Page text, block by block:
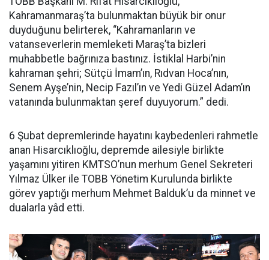
Kahramanmaraş’ta bulunmaktan büyük bir onur
duyduğunu belirterek, “Kahramanların ve
vatanseverlerin memleketi Maraş’ta bizleri
muhabbetle bağrınıza bastınız. İstiklal Harbi’nin
kahraman şehri; Sütçü İmam’ın, Rıdvan Hoca’nın,
Senem Ayşe’nin, Necip Fazıl’ın ve Yedi Güzel Adam’ın
vatanında bulunmaktan şeref duyuyorum.” dedi.
6 Şubat depremlerinde hayatını kaybedenleri rahmetle
anan Hisarcıklıoğlu, depremde ailesiyle birlikte
yaşamını yitiren KMTSO’nun merhum Genel Sekreteri
Yılmaz Ülker ile TOBB Yönetim Kurulunda birlikte
görev yaptığı merhum Mehmet Balduk’u da minnet ve
dualarla yâd etti.